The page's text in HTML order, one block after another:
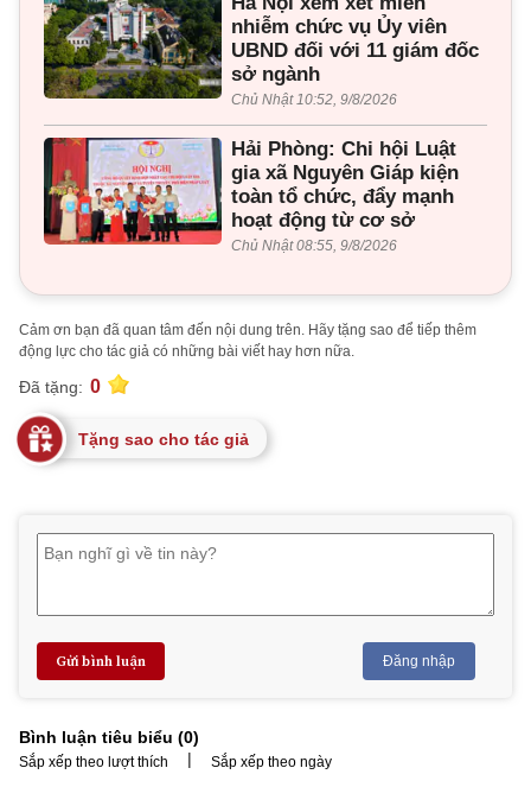
nhiễm chức vụ Ủy viên
UBND đối với 11 giám đốc
sở ngành
Chủ Nhật 10:52, 9/8/2026
Hải Phòng: Chi hội Luật
gia xã Nguyên Giáp kiện
toàn tổ chức, đẩy mạnh
hoạt động từ cơ sở
Chủ Nhật 08:55, 9/8/2026
Cảm ơn bạn đã quan tâm đến nội dung trên. Hãy tặng sao để tiếp thêm
động lực cho tác giả có những bài viết hay hơn nữa.
Đã tặng: 0
Tặng sao cho tác giả
Gửi bình luận Đăng nhập
Bình luận tiêu biểu (0)
Sắp xếp theo lượt thích | Sắp xếp theo ngày